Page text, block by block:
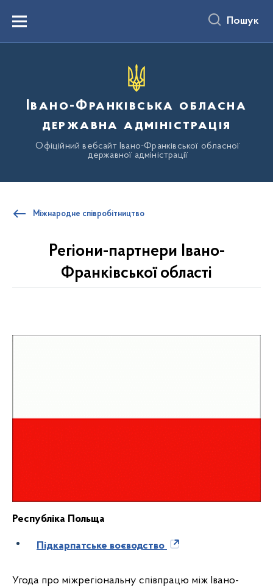
вмістуMenu Пошук
Івано-Франківська обласна
державна адміністрація
Офіційний вебсайт Івано-Франківської обласної
державної адміністрації
Міжнародне співробітництво
Регіони-партнери Івано-
Франківської області
Республіка Польща
Підкарпатське воєводство
Угода про міжрегіональну співпрацю між Івано-